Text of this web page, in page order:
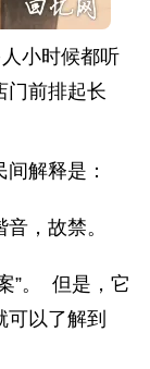
小时候都听
门前排起长
解释是：
，故禁。
”。 但是，它
以了解到